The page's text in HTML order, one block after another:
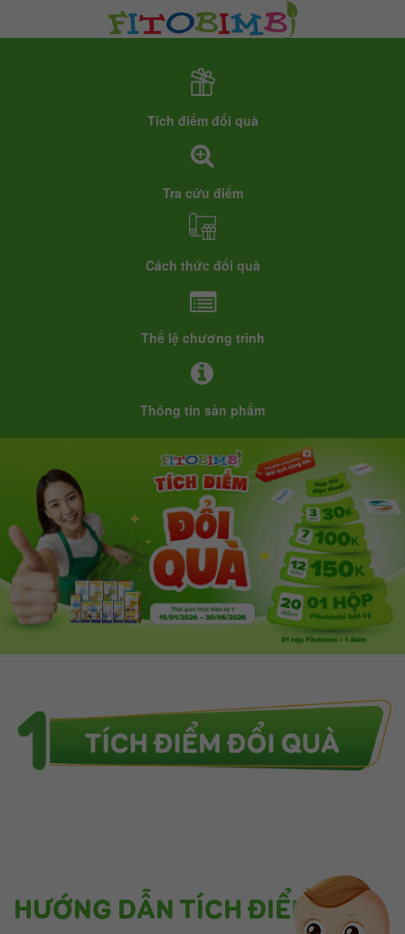
Tích điểm đổi quà
Tra cứu điểm
Cách thức đổi quà
Thể lệ chương trình
Thông tin sản phẩm
HƯỚNG DẪN TÍCH ĐIỂM